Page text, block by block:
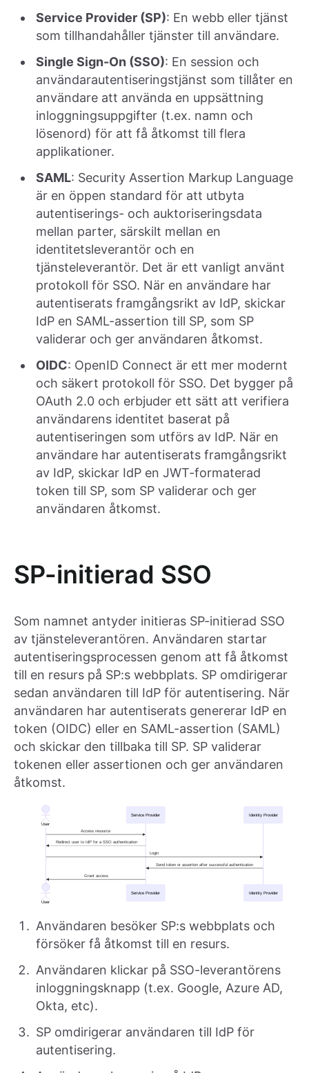
Service Provider (SP): En webb eller tjänst
som tillhandahåller tjänster till användare.
Single Sign-On (SSO): En session och
användarautentiseringstjänst som tillåter en
användare att använda en uppsättning
inloggningsuppgifter (t.ex. namn och
lösenord) för att få åtkomst till flera
applikationer.
SAML: Security Assertion Markup Language
är en öppen standard för att utbyta
autentiserings- och auktoriseringsdata
mellan parter, särskilt mellan en
identitetsleverantör och en
tjänsteleverantör. Det är ett vanligt använt
protokoll för SSO. När en användare har
autentiserats framgångsrikt av IdP, skickar
IdP en SAML-assertion till SP, som SP
validerar och ger användaren åtkomst.
OIDC: OpenID Connect är ett mer modernt
och säkert protokoll för SSO. Det bygger på
OAuth 2.0 och erbjuder ett sätt att verifiera
användarens identitet baserat på
autentiseringen som utförs av IdP. När en
användare har autentiserats framgångsrikt
av IdP, skickar IdP en JWT-formaterad
token till SP, som SP validerar och ger
användaren åtkomst.
SP-initierad SSO
Som namnet antyder initieras SP-initierad SSO
av tjänsteleverantören. Användaren startar
autentiseringsprocessen genom att få åtkomst
till en resurs på SP:s webbplats. SP omdirigerar
sedan användaren till IdP för autentisering. När
användaren har autentiserats genererar IdP en
token (OIDC) eller en SAML-assertion (SAML)
och skickar den tillbaka till SP. SP validerar
tokenen eller assertionen och ger användaren
åtkomst.
Användaren besöker SP:s webbplats och
försöker få åtkomst till en resurs.
Användaren klickar på SSO-leverantörens
inloggningsknapp (t.ex. Google, Azure AD,
Okta, etc).
SP omdirigerar användaren till IdP för
autentisering.